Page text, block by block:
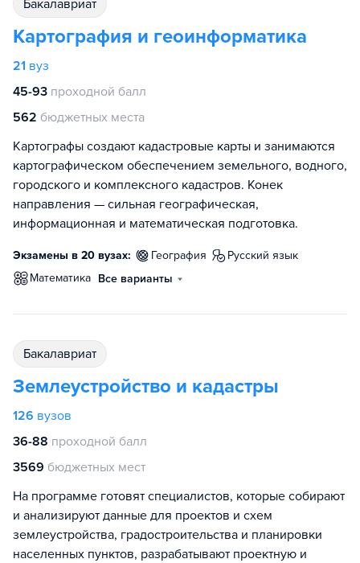
бакалавриат
Картография и геоинформатика
21 вуз
45-93 проходной балл
562 бюджетных места
Картографы создают кадастровые карты и занимаются
картографическом обеспечением земельного, водного,
городского и комплексного кадастров. Конек
направления — сильная географическая,
информационная и математическая подготовка.
Экзамены в 20 вузах: география
русский язык
математика Все варианты
бакалавриат
Землеустройство и кадастры
126 вузов
36-88 проходной балл
3569 бюджетных мест
На программе готовят специалистов, которые собирают
и анализируют данные для проектов и схем
землеустройства, градостроительства и планировки
населенных пунктов, разрабатывают проектную и